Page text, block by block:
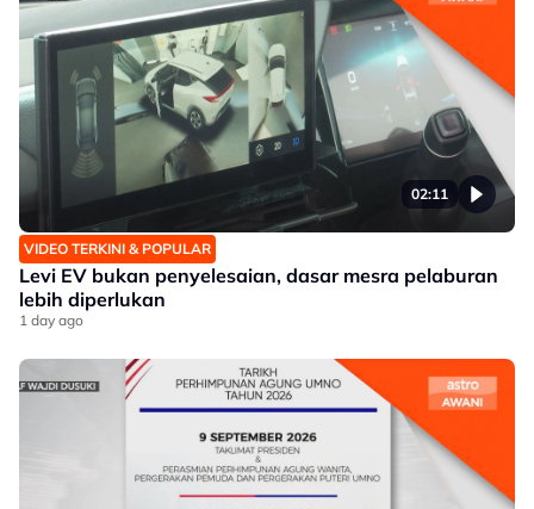
02:11
VIDEO TERKINI & POPULAR
Levi EV bukan penyelesaian, dasar mesra pelaburan
lebih diperlukan
1 day ago